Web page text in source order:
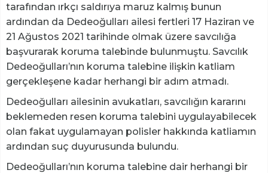
tarafından ırkçı saldırıya maruz kalmış bunun
ardından da Dedeoğulları ailesi fertleri 17 Haziran ve
21 Ağustos 2021 tarihinde olmak üzere savcılığa
başvurarak koruma talebinde bulunmuştu. Savcılık
Dedeoğulları’nın koruma talebine ilişkin katliam
gerçekleşene kadar herhangi bir adım atmadı.
Dedeoğulları ailesinin avukatları, savcılığın kararını
beklemeden resen koruma talebini uygulayabilecek
olan fakat uygulamayan polisler hakkında katliamın
ardından suç duyurusunda bulundu.
Dedeoğulları’nın koruma talebine dair herhangi bir